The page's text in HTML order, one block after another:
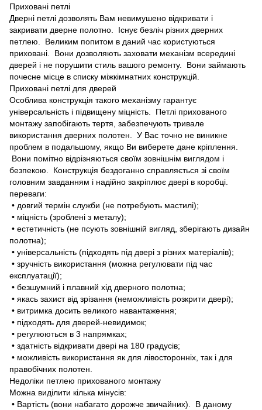
Приховані петлі
Дверні петлі дозволять Вам невимушено відкривати і
закривати дверне полотно. Існує безліч різних дверних
петлею. Великим попитом в даний час користуються
приховані. Вони дозволяють заховати механізм всередині
дверей і не порушити стиль вашого ремонту. Вони займають
почесне місце в списку міжкімнатних конструкцій.
Приховані петлі для дверей
Особлива конструкція такого механізму гарантує
універсальність і підвищену міцність. Петлі прихованого
монтажу запобігають тертя, забезпечують тривале
використання дверних полотен. У Вас точно не виникне
проблем в подальшому, якщо Ви виберете дане кріплення.
Вони помітно відрізняються своїм зовнішнім виглядом і
безпекою. Конструкція бездоганно справляється зі своїм
головним завданням і надійно закріплює двері в коробці.
переваги:
• довгий термін служби (не потребують мастилі);
• міцність (зроблені з металу);
• естетичність (не псують зовнішній вигляд, зберігають дизайн
полотна);
• універсальність (підходять під двері з різних матеріалів);
• зручність використання (можна регулювати під час
експлуатації);
• безшумний і плавний хід дверного полотна;
• якась захист від зрізання (неможливість розкрити двері);
• витримка досить великого навантаження;
• підходять для дверей-невидимок;
• регулюються в 3 напрямках;
• здатність відкривати двері на 180 градусів;
• можливість використання як для лівосторонніх, так і для
правобічних полотен.
Недоліки петлею прихованого монтажу
Можна виділити кілька мінусів:
• Вартість (вони набагато дорожче звичайних). В даному